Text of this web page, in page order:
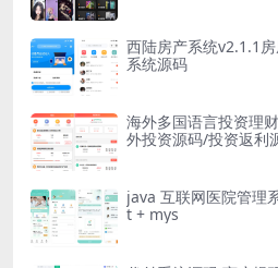
西陆房产系统v2.1.1
系统源码
海外多国语言投资理
外投资源码/投资返利
java 互联网医院管理
t + mys